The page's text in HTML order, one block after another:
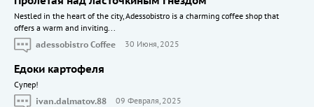
Nestled in the heart of the city, Adessobistro is a charming coffee shop that
offers a warm and inviting...
adessobistro Coffee
30 Июня, 2025
Едоки картофеля
Cупер!
ivan.dalmatov.88
09 Февраля, 2025